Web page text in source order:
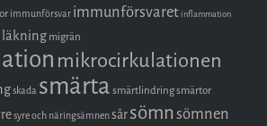
immunförsvar immunförsvaret inflammation
läkningmigrän
mikrocirkulationen
skada smärtasmärtlindringsmärtor
syre och näringsämnensårsömnsömnen